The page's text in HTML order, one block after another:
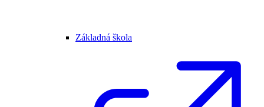
Základná škola